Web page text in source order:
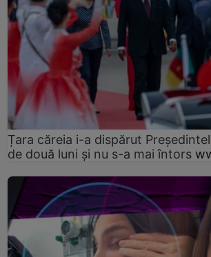
Țara căreia i-a dispărut
de două luni și nu s-a mai întors